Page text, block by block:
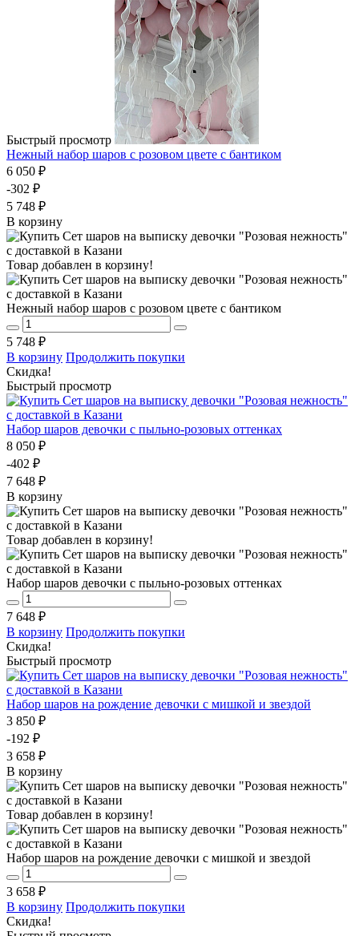
Быстрый просмотр
Нежный набор шаров с розовом цвете с бантиком
6 050 ₽
-302 ₽
5 748 ₽
В корзину
Товар добавлен в корзину!
Нежный набор шаров с розовом цвете с бантиком
5 748 ₽
В корзину Продолжить покупки
Скидка!
Быстрый просмотр
Набор шаров девочки с пыльно-розовых оттенках
8 050 ₽
-402 ₽
7 648 ₽
В корзину
Товар добавлен в корзину!
Набор шаров девочки с пыльно-розовых оттенках
7 648 ₽
В корзину Продолжить покупки
Скидка!
Быстрый просмотр
Набор шаров на рождение девочки с мишкой и звездой
3 850 ₽
-192 ₽
3 658 ₽
В корзину
Товар добавлен в корзину!
Набор шаров на рождение девочки с мишкой и звездой
3 658 ₽
В корзину Продолжить покупки
Скидка!